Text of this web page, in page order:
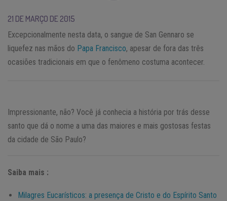
21 DE MARÇO DE 2015
Excepcionalmente nesta data, o sangue de San Gennaro se
liquefez nas mãos do Papa Francisco, apesar de fora das três
ocasiões tradicionais em que o fenômeno costuma acontecer.
Impressionante, não? Você já conhecia a história por trás desse
santo que dá o nome a uma das maiores e mais gostosas festas
da cidade de São Paulo?
Saiba mais :
Milagres Eucarísticos: a presença de Cristo e do Espírito Santo